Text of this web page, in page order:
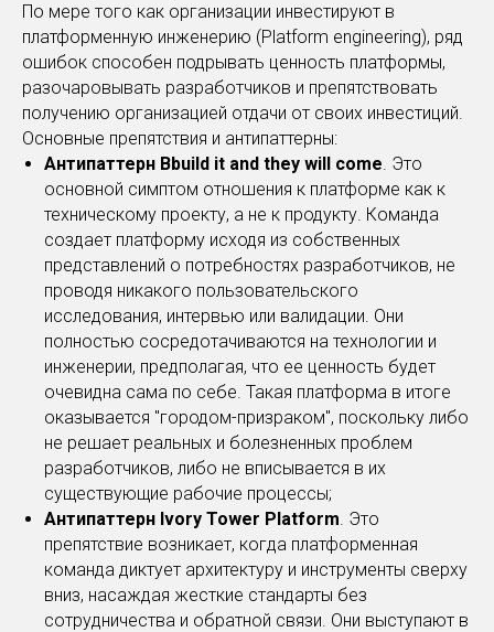
По мере того как организации инвестируют в
платформенную инженерию (Platform engineering), ряд
ошибок способен подрывать ценность платформы,
разочаровывать разработчиков и препятствовать
получению организацией отдачи от своих инвестиций.
Основные препятствия и антипаттерны:
Антипаттерн Bbuild it and they will come. Это
основной симптом отношения к платформе как к
техническому проекту, а не к продукту. Команда
создает платформу исходя из собственных
представлений о потребностях разработчиков, не
проводя никакого пользовательского
исследования, интервью или валидации. Они
полностью сосредотачиваются на технологии и
инженерии, предполагая, что ее ценность будет
очевидна сама по себе. Такая платформа в итоге
оказывается "городом-призраком", поскольку либо
не решает реальных и болезненных проблем
разработчиков, либо не вписывается в их
существующие рабочие процессы;
Антипаттерн Ivory Tower Platform. Это
препятствие возникает, когда платформенная
команда диктует архитектуру и инструменты сверху
вниз, насаждая жесткие стандарты без
сотрудничества и обратной связи. Они выступают в